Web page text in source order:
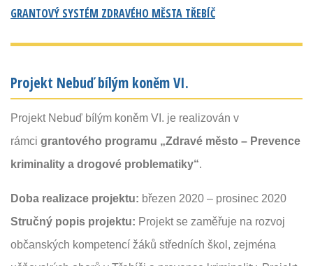
GRANTOVÝ SYSTÉM ZDRAVÉHO MĚSTA TŘEBÍČ
Projekt Nebuď bílým koněm VI.
Projekt Nebuď bílým koněm VI. je realizován v
rámci grantového programu „Zdravé město – Prevence
kriminality a drogové problematiky“.
Doba realizace projektu: březen 2020 – prosinec 2020
Stručný popis projektu: Projekt se zaměřuje na rozvoj
občanských kompetencí žáků středních škol, zejména